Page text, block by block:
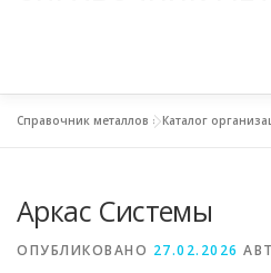
МЕТАЛЛЫ И ОКРУЖАЮЩАЯ
Справочник металлов »Каталог
Аркас Системы
ОПУБЛИКОВАНО 27.02.2026